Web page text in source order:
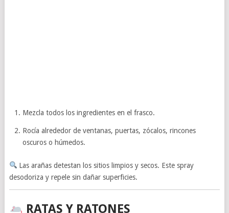
Mezcla todos los ingredientes en el frasco.
Rocía alrededor de ventanas, puertas, zócalos, rincones
oscuros o húmedos.
Las arañas detestan los sitios limpios y secos. Este spray
desodoriza y repele sin dañar superficies.
RATAS Y RATONES